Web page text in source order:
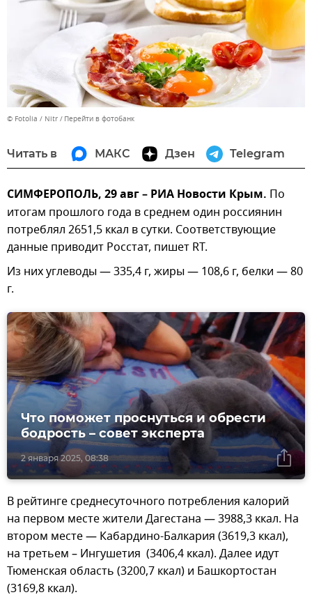
© Fotolia / Nitr Перейти в фотобанк
Читать в МАКС Дзен Telegram
СИМФЕРОПОЛЬ, 29 авг – РИА Новости Крым. По
итогам прошлого года в среднем один россиянин
потреблял 2651,5 ккал в сутки. Соответствующие
данные приводит Росстат, пишет RT.
Из них углеводы — 335,4 г, жиры — 108,6 г, белки — 80
г.
2 января 2025, 08:38
Что поможет проснуться и обрести
бодрость – совет эксперта
В рейтинге среднесуточного потребления калорий
на первом месте жители Дагестана — 3988,3 ккал. На
втором месте — Кабардино-Балкария (3619,3 ккал),
на третьем – Ингушетия (3406,4 ккал). Далее идут
Тюменская область (3200,7 ккал) и Башкортостан
(3169,8 ккал).